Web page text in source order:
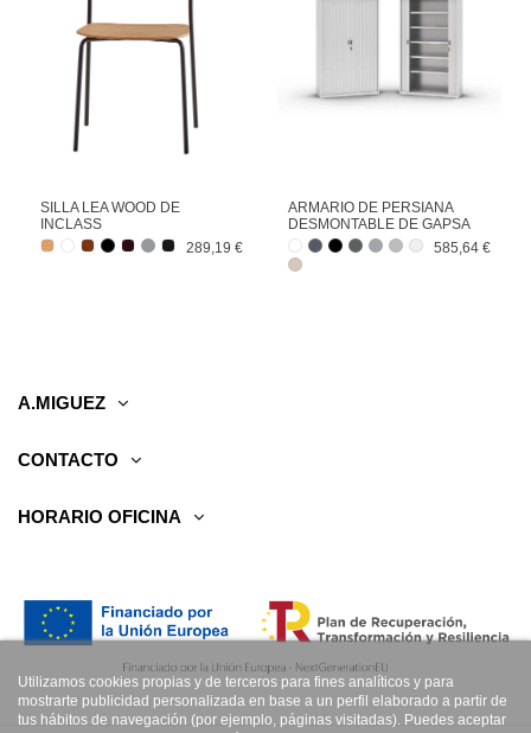
SILLA LEA WOOD DE
INCLASS
289,19 €
ARMARIO DE PERSIANA
DESMONTABLE DE GAPSA
585,64 €
A.MIGUEZ
CONTACTO
HORARIO OFICINA
Utilizamos cookies propias y de terceros para fines analíticos y para
mostrarte publicidad personalizada en base a un perfil elaborado a partir de
tus hábitos de navegación (por ejemplo, páginas visitadas). Puedes aceptar